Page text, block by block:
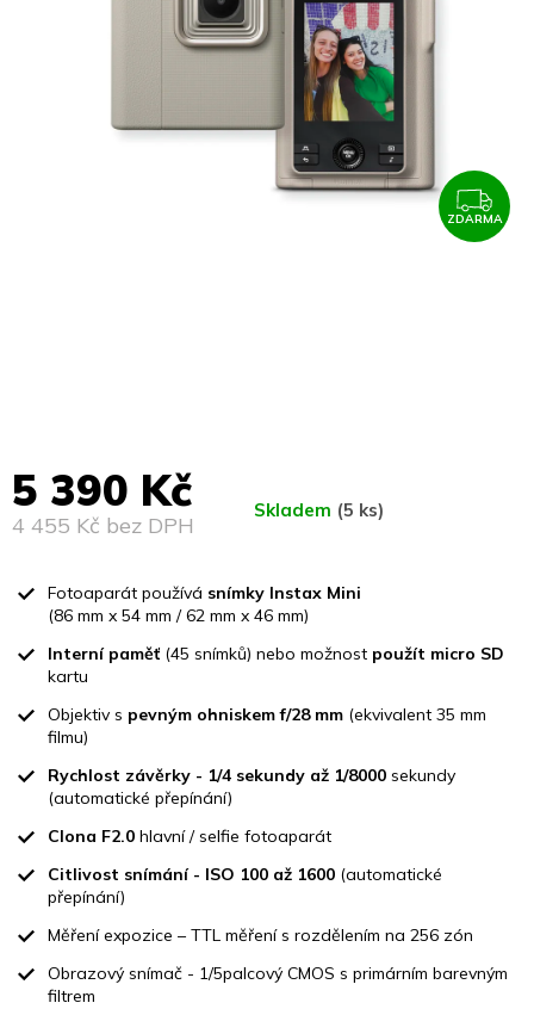
Z
ZDARMA
5 390 Kč
4 455 Kč bez DPH
cena:
Skladem (5 ks)
Fotoaparát používá snímky Instax Mini
(86 mm x 54 mm / 62 mm x 46 mm)
Interní paměť (45 snímků) nebo možnost použít micro SD
kartu
Objektiv s pevným ohniskem f/28 mm (ekvivalent 35 mm
filmu)
Rychlost závěrky - 1/4 sekundy až 1/8000 sekundy
(automatické přepínání)
Clona F2.0 hlavní / selfie fotoaparát
Citlivost snímání - ISO 100 až 1600 (automatické
přepínání)
Měření expozice – TTL měření s rozdělením na 256 zón
Obrazový snímač - 1/5palcový CMOS s primárním barevným
filtrem